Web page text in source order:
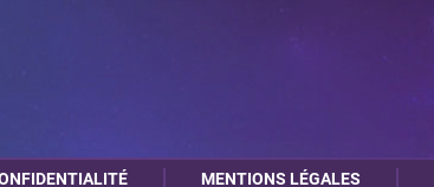
MENTIONS LÉGALES